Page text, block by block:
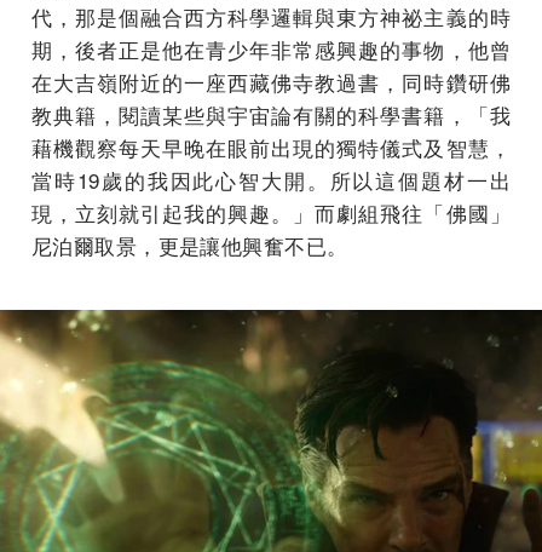
代，那是個融合西方科學邏輯與東方神祕主義的時
期，後者正是他在青少年非常感興趣的事物，他曾
在大吉嶺附近的一座西藏佛寺教過書，同時鑽研佛
教典籍，閱讀某些與宇宙論有關的科學書籍，「我
藉機觀察每天早晚在眼前出現的獨特儀式及智慧，
當時19歲的我因此心智大開。所以這個題材一出
現，立刻就引起我的興趣。」而劇組飛往「佛國」
尼泊爾取景，更是讓他興奮不已。